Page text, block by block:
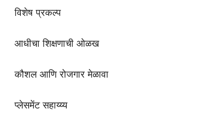
विशेष प्रकल्प
आधीचा शिक्षणाची ओळख
कौशल आणि रोजगार मेळावा
प्लेसमेंट सहाय्य्य